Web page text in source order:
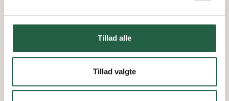
Tillad alle
Tillad valgte